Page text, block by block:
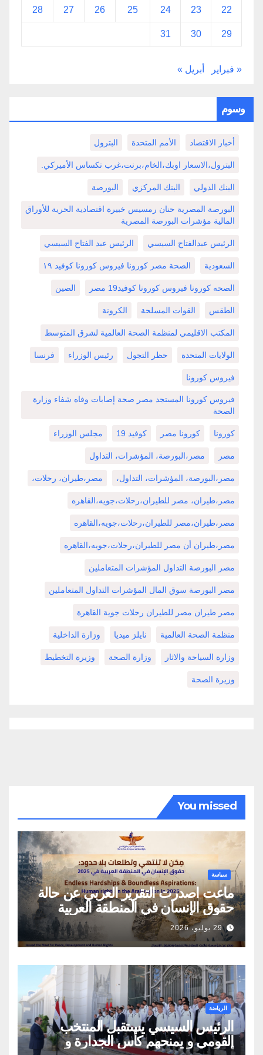
22
23
24
25
26
27
28
29
30
31
« فبراير أبريل »
وسوم
أخبار الاقتصاد الأمم المتحدة البترول
البترول،الاسعار اوبك،الخام،برنت،غرب تكساس الأميركي.
البنك الدولي البنك المركزي البورصة
البورصة المصرية حنان رمسيس خبيرة اقتصادية الحرية للأوراق
المالية مؤشرات البورصة المصرية
الرئيس عبدالفتاح السيسي الرئيس عبد الفتاح السيسي
السعودية الصحة مصر كورونا فيروس كورونا كوفيد ١٩
الصحه كورونا فيروس كورونا كوفيد19 مصر الصين
الطقس القوات المسلحة الكرونة
المكتب الاقليمي لمنظمة الصحة العالمية لشرق المتوسط
الولايات المتحدة حظر التجول رئيس الوزراء فرنسا
فيروس كورونا
فيروس كورونا المستجد مصر صحة إصابات وفاه شفاء وزارة
الصحة
كورونا كورونا مصر كوفيد 19 مجلس الوزراء
مصر مصر،البورصة، المؤشرات، التداول
مصر،البورصة، المؤشرات، التداول، مصر،طيران، رحلات،
مصر،طيران، مصر للطيران،رحلات،جويه،القاهره
مصر،طيران،مصر للطيران،رحلات،جويه،القاهره
مصر،طيران أن مصر للطيران،رحلات،جويه،القاهره
مصر البورصة التداول المؤشرات المتعاملين
مصر البورصة سوق المال المؤشرات التداول المتعاملين
مصر طيران مصر للطيران رحلات جوية القاهرة
منظمة الصحة العالمية نايلز ميديا وزارة الداخلية
وزارة السياحة والاثار وزارة الصحة وزيرة التخطيط
وزيرة الصحة
You missed
سياسة
ماعت اصدرت التقرير العربي عن حالة
حقوق الإنسان في المنطقة العربية
29 يوليو، 2026
الرياضة
الرئيس السيسي يستقبل المنتخب
القومي و يمنحهم كأس الجدارة و